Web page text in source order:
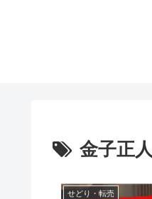
金子正人
せどり・転売